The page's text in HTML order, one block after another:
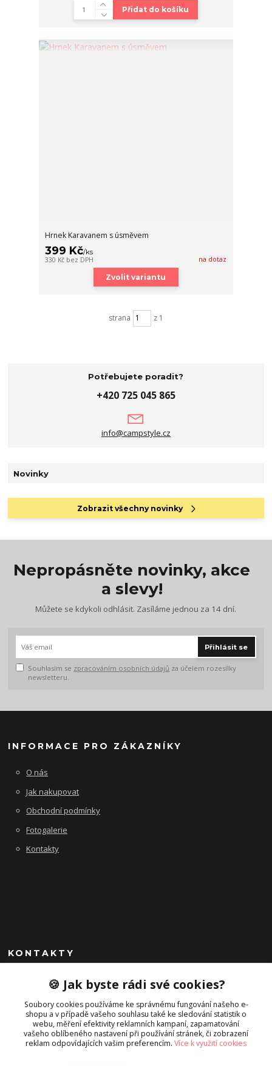
Přidat do košíku
Hrnek Karavanem s úsměvem
399 Kč/ks
330 Kč bez DPH na dotaz
Zvolit variantu
strana z 1
Potřebujete poradit?
+420 725 045 865
info@campstyle.cz
Novinky
Zobrazit všechny novinky
Nepropásněte novinky, akce
a slevy!
Můžete se kdykoli odhlásit. Zasíláme jednou za 14 dní.
Přihlásit se
Souhlasím se zpracováním osobních údajů za účelem rozesílky
newsletteru.
INFORMACE PRO ZÁKAZNÍKY
O nás
Jak nakupovat
Obchodní podmínky
Fotogalerie
Kontakty
KONTAKTY
+420 725 045 865
info@campstyle.cz
🍪 Jak byste rádi své cookies?
Soubory cookies používáme ke správnému fungování našeho e-
shopu a v případě vašeho souhlasu také ke sledování statistik o
webu, měření efektivity reklamních kampaní, zapamatování
vašeho oblíbeného nastavení při používání stránek, či zobrazení
reklam odpovídajících vašim preferencím. Více k využití cookies